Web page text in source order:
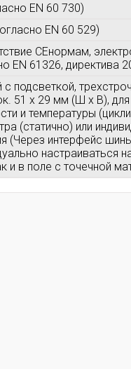
EN 60 730)
EN 60 529)
CEнормам,
EN 61326, директива
с подсветкой,
51 x 29 мм (Ш x В), для
и температуры
(статично) или
(Через интерфейс
настраиваться
и в поле с точечной